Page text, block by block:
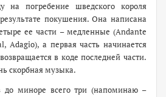
на погребение шведского короля
покушения. Она написана
ее части – медленные (Andante
Adagio), а первая часть начинается
в коде последней части.
скорбная музыка.
миноре всего три (напоминаю –